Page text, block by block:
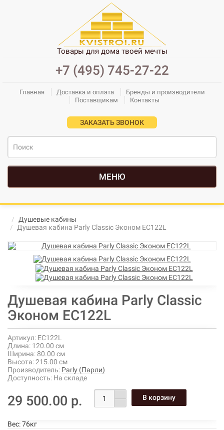
Товары для дома твоей мечты
+7 (495) 745-27-22
Главная Доставка и оплата
Бренды и производители
Поставщикам
Контакты
ЗАКАЗАТЬ ЗВОНОК
МЕНЮ
Душевые кабины
Душевая кабина Parly Classic Эконом EC122L
Душевая кабина Parly Classic
Эконом EC122L
Артикул: EC122L
Длина: 120.00 см
Ширина: 80.00 см
Высота:215.00 см
Производитель: Parly (Парли)
Доступность: На складе
29 500.00 р.
Вес:76кг